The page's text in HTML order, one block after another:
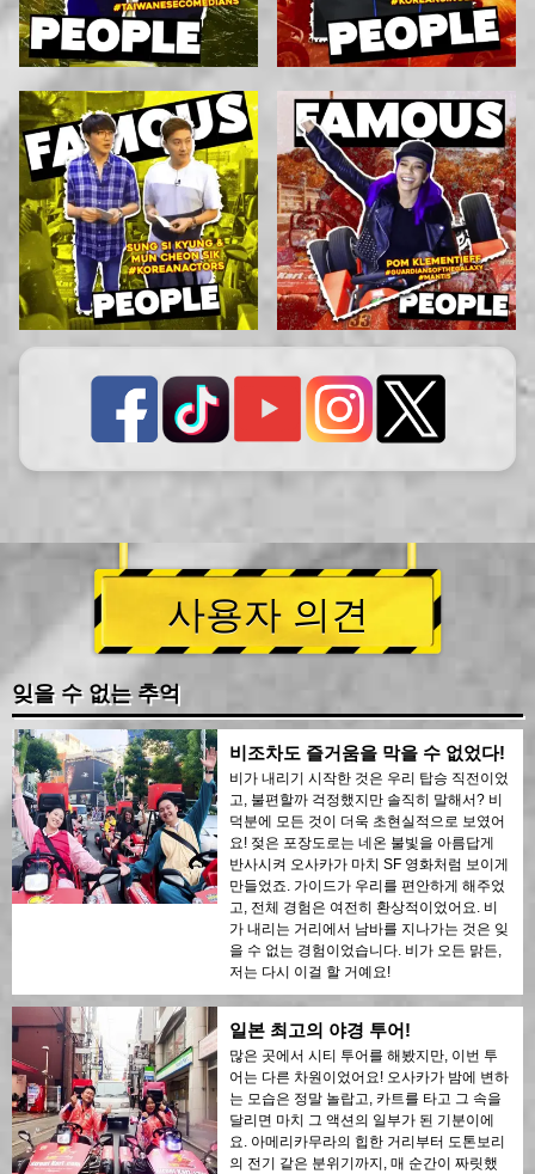
사용자 의견
잊을 수 없는 추억
비조차도 즐거움을 막을 수 없었다!
비가 내리기 시작한 것은 우리 탑승 직전이었
고, 불편할까 걱정했지만 솔직히 말해서? 비
덕분에 모든 것이 더욱 초현실적으로 보였어
요! 젖은 포장도로는 네온 불빛을 아름답게
반사시켜 오사카가 마치 SF 영화처럼 보이게
만들었죠. 가이드가 우리를 편안하게 해주었
고, 전체 경험은 여전히 환상적이었어요. 비
가 내리는 거리에서 남바를 지나가는 것은 잊
을 수 없는 경험이었습니다. 비가 오든 맑든,
저는 다시 이걸 할 거예요!
일본 최고의 야경 투어!
많은 곳에서 시티 투어를 해봤지만, 이번 투
어는 다른 차원이었어요! 오사카가 밤에 변하
는 모습은 정말 놀랍고, 카트를 타고 그 속을
달리면 마치 그 액션의 일부가 된 기분이에
요. 아메리카무라의 힙한 거리부터 도톤보리
의 전기 같은 분위기까지, 매 순간이 짜릿했